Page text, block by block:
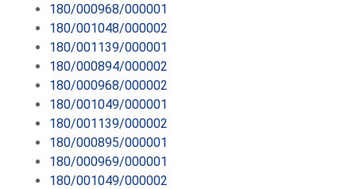
180/000968/000001
180/001048/000002
180/001139/000001
180/000894/000002
180/000968/000002
180/001049/000001
180/001139/000002
180/000895/000001
180/000969/000001
180/001049/000002